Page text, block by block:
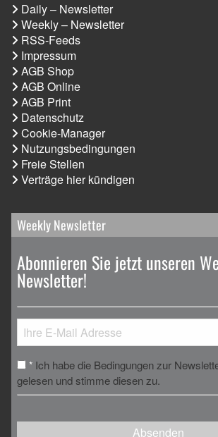
Daily – Newsletter
Weekly – Newsletter
RSS-Feeds
Impressum
AGB Shop
AGB Online
AGB Print
Datenschutz
Cookie-Manager
Nutzungsbedingungen
Freie Stellen
Verträge hier kündigen
Weekly Newsletter
Abonnieren Sie jetzt unseren
Newsletter!
* Ich habe die Bedingungen zur
gelesen und stimme diesen zu.
Absenden